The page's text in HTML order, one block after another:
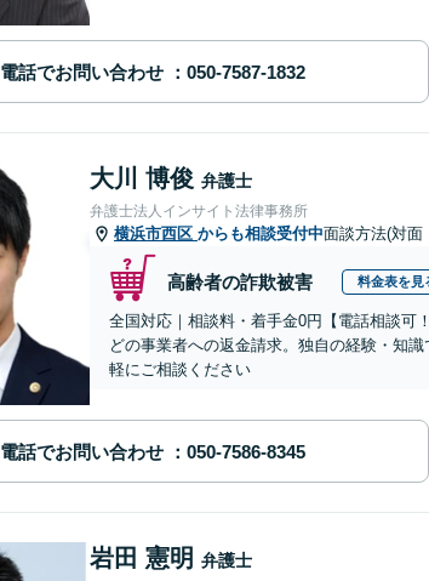
電話でお問い合わせ
大川 博俊 弁護士
弁護士法人インサイト法律事務所
横浜市西区 からも相談受付中面談方法(対面
高齢者の詐欺被害 料金表を見
全国対応｜相談料・着手金0円【電話相談可
どの事業者への返金請求。独自の経験・知
軽にご相談ください
電話でお問い合わせ
岩田 憲明 弁護士